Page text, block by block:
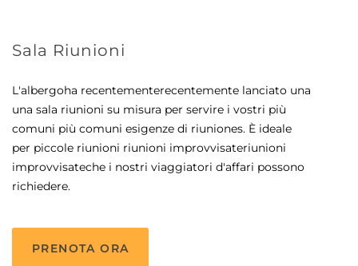
Sala Riunioni
L'albergoha recentementerecentemente lanciato una
una sala riunioni su misura per servire i vostri più
comuni più comuni esigenze di riuniones. È ideale
per piccole riunioni riunioni improvvisateriunioni
improvvisateche i nostri viaggiatori d'affari possono
richiedere.
PRENOTA ORA